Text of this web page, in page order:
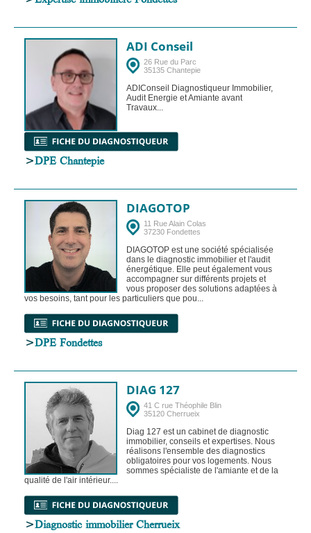
ADI Conseil
26 Rue du Parc
35135 Chantepie
ADIConseil Diagnostiqueur Immobilier,
Audit Energie et Amiante avant
Travaux...
>DPE Chantepie
DIAGOTOP
11 Rue Alain Colas
37230 Fondettes
DIAGOTOP est une société spécialisée
dans le diagnostic immobilier et l'audit
énergétique. Elle peut également vous
accompagner sur différents projets et
vous proposer des solutions adaptées à
vos besoins, tant pour les particuliers que pou...
>DPE Fondettes
DIAG 127
41 C rue Théophile Blin
35120 Cherrueix
Diag 127 est un cabinet de diagnostic
immobilier, conseils et expertises. Nous
réalisons l'ensemble des diagnostics
obligatoires pour vos logements. Nous
sommes spécialiste de l'amiante et de la
qualité de l'air intérieur....
>Diagnostic immobilier Cherrueix